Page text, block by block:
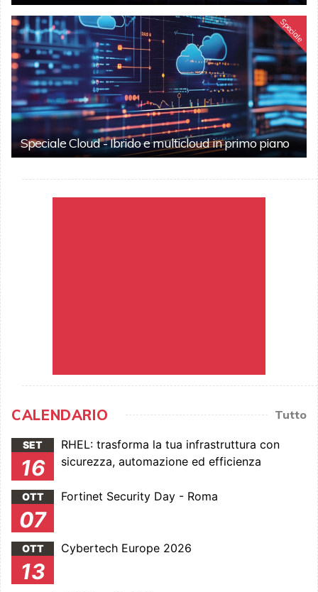
Speciale
Speciale Cloud - Ibrido e multicloud in primo piano
CALENDARIO Tutto
SET
16
RHEL: trasforma la tua infrastruttura con
sicurezza, automazione ed efficienza
OTT
07
Fortinet Security Day - Roma
OTT
13
Cybertech Europe 2026